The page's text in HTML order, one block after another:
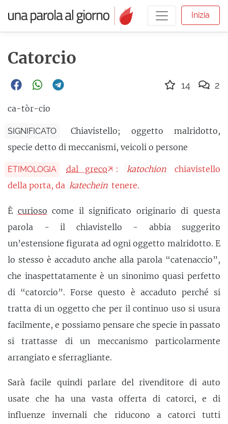
Inizia
Catorcio
ca-tòr-cio
SIGNIFICATO
Chiavistello; oggetto malridotto,
specie detto di meccanismi, veicoli o persone
ETIMOLOGIA dal greco : katochion
chiavistello
della porta, da katechein tenere.
È curioso come il significato originario di questa
parola - il chiavistello - abbia suggerito
un’estensione figurata ad ogni oggetto malridotto. E
lo stesso è accaduto anche alla parola “catenaccio”,
che inaspettatamente è un sinonimo quasi perfetto
di “catorcio”. Forse questo è accaduto perché si
tratta di un oggetto che per il continuo uso si usura
facilmente, e possiamo pensare che specie in passato
si trattasse di un meccanismo particolarmente
arrangiato e sferragliante.
Sarà facile quindi parlare del rivenditore di auto
usate che ha una vasta offerta di catorci, e di
influenze invernali che riducono a catorci tutti
14 2